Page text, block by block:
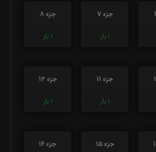
جزء 7
1 بار
جزء 8
1 بار
جزء 11
1 بار
جزء 12
1 بار
جزء 15
جزء 16